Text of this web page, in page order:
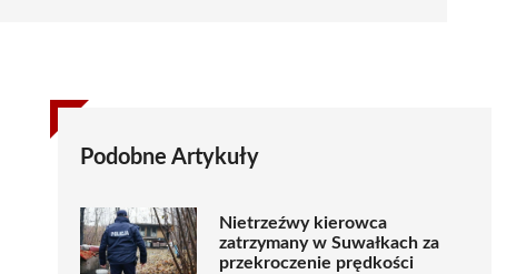
Podobne Artykuły
Nietrzeźwy kierowca
zatrzymany w Suwałkach za
przekroczenie prędkości